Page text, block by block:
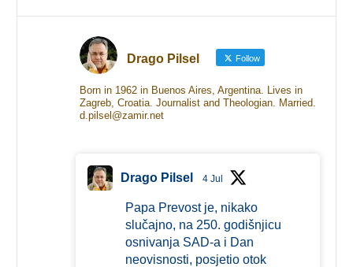
Drago Pilsel Follow
Born in 1962 in Buenos Aires, Argentina. Lives in
Zagreb, Croatia. Journalist and Theologian. Married.
d.pilsel@zamir.net
Drago Pilsel 4 Jul
Papa Prevost je, nikako
slučajno, na 250. godišnjicu
osnivanja SAD-a i Dan
neovisnosti, posjetio otok